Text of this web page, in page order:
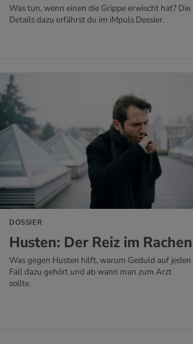
Was tun, wenn einen die Grippe erwischt hat? Die
Details dazu erfährst du im iMpuls Dossier.
DOSSIER
Hus­ten: Der Reiz im Ra­chen
Was gegen Husten hilft, warum Geduld auf jeden
Fall dazu gehört und ab wann man zum Arzt
sollte.
ERFAHREN